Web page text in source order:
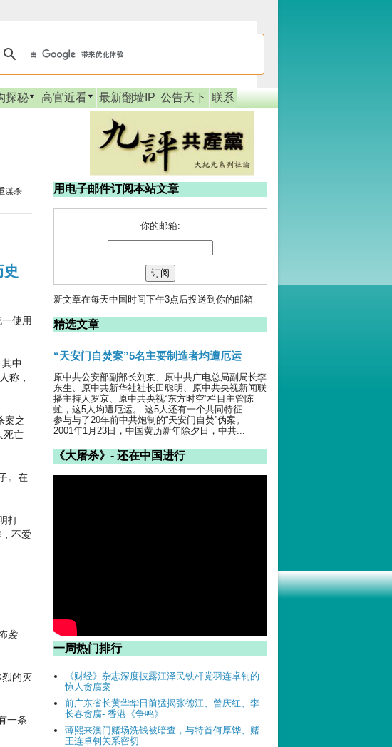
探秘 高官近看 最新翻墙IP 公告天下 联系
谋杀
史
使用
中
称，
案之
死亡
。在
打
不爱
袭
烈的灭
一条
用电子邮件订阅本站文章
你的邮箱:
新文章在每天中国时间下午3点后投送到你的邮箱
精选文章
“天安门自焚案”5名主要制造者均遭厄运
原中共公安部副部长刘京、原中共广电总局副局长李
东生、原中共新华社社长田聪明、原中共央视新闻联
播主持人罗京、原中共央视“东方时空”栏目主管陈
虻，这5人均遭厄运。 这5人还有一个共同特征——
参与与了20年前中共炮制的“天安门自焚”伪案。
2001年1月23日，中国黄历新年除夕日，中共...
《大屠杀》- 还在中国进行
一周热门排行
《财经》杂志深度披露江泽民铁杆党羽连卓钊的
惊人贪腐案
前广东省长黄华华日前猛揭张德江、曾庆红、李
长春贪腐- 香港《争鸣》
薄熙来澳门赌场洗钱被暗查，与特首何厚铧、赌
王连卓钊关系密切